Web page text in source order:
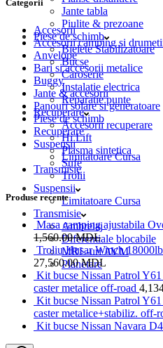
Jante tabla
Piulite & prezoane
Piese de schimb
Bielete Stabilizatoare
Bucse
Caroserie
Instalatie electrica
Reparatie punte
Recuperare
Accesorii recuperare
Hi Lift
Plasma sintetica
Sufe
Trolii
Suspensii
Limitatoare Cursa
Transmisie
Ambreiaj
Diferentiale blocabile
MRL-uri AVM
Planetare
Categorii
Accesorii
Accesorii camping si
Anvelope
Bari si accesorii metalice
Buggy
Jante & accesorii
Panouri solare si generatoare
Piese de schimb
Recuperare
Suspensii
Limitatoare Cursa
Transmisie
Produse recente
Masa camping ajustabila
1,560.00MDL
Troliu Husar Winch
27,560.00MDL
Kit bucse Nissan Patrol
caster metalice off-road
Kit bucse Nissan Patrol
caster metalice+stabiliz. off-
Kit bucse Nissan Navara